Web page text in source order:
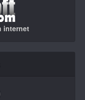
internet